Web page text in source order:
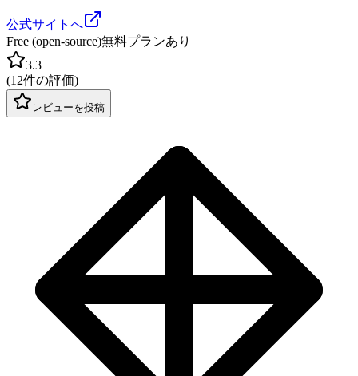
公式サイトへ
Free (open-source)無料プランあり
3.3
(12件の評価)
レビューを投稿